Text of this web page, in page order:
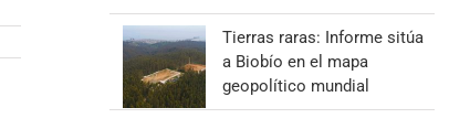
Tierras raras: Informe sitúa
a Biobío en el mapa
geopolítico mundial